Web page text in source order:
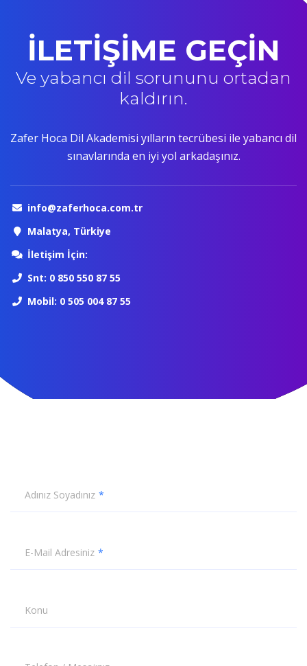
İLETİŞİME GEÇİN
Ve yabancı dil sorununu ortadan
kaldırın.
Zafer Hoca Dil Akademisi yılların tecrübesi ile yabancı dil
sınavlarında en iyi yol arkadaşınız.
info@zaferhoca.com.tr
Malatya, Türkiye
İletişim İçin:
Snt: 0 850 550 87 55
Mobil: 0 505 004 87 55
Adınız Soyadınız
E-Mail Adresiniz
Konu